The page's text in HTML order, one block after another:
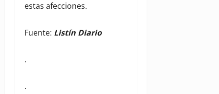
estas afecciones.
Fuente: Listín Diario
.
.